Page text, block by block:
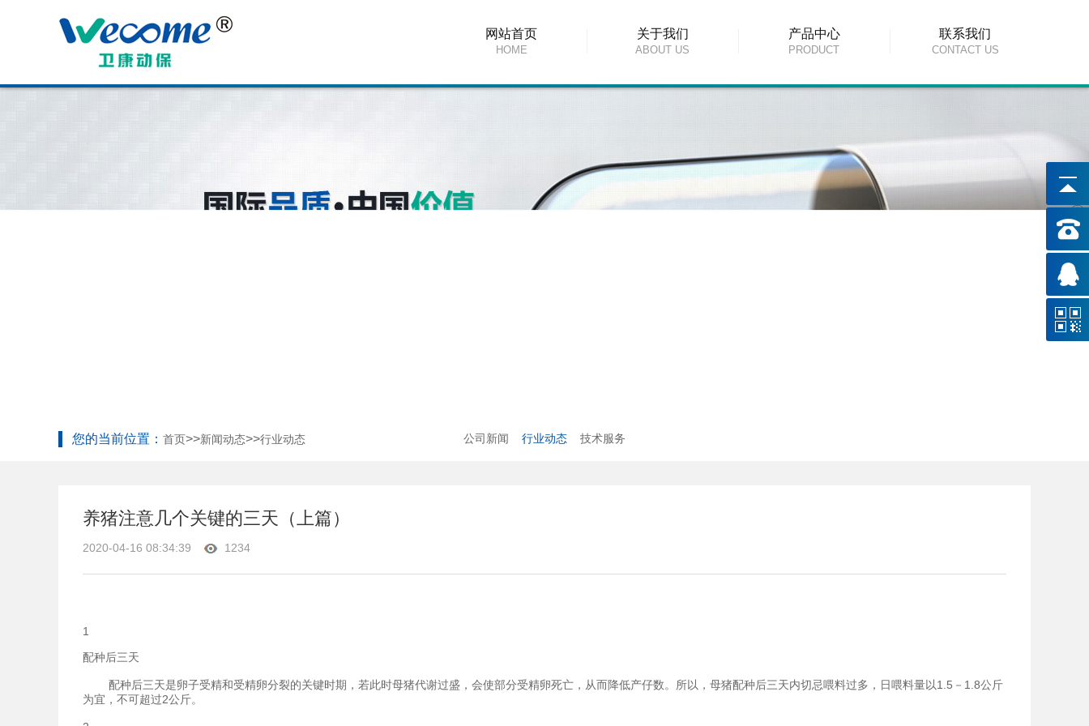
网站首页
HOME
关于我们
ABOUT US
产品中心
PRODUCT
联系我们
CONTACT US
公司新闻 行业动态 技术服务
您的当前位置： 首页>>新闻动态>>行业动态
养猪注意几个关键的三天（上篇）
2020-04-16 08:34:39 1234
1
配种后三天
配种后三天是卵子受精和受精卵分裂的关键时期，若此时母猪代谢过盛，会使部分受精卵死亡，从而降低产仔数。所以，母猪配种后三天内切忌喂料过多，日喂料量以1.5－1.8公斤
为宜，不可超过2公斤。